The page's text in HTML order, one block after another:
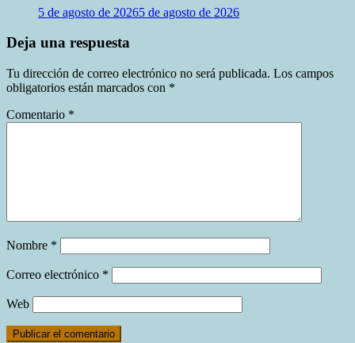
5 de agosto de 20265 de agosto de 2026
Deja una respuesta
Tu dirección de correo electrónico no será publicada. Los campos
obligatorios están marcados con *
Comentario *
Nombre *
Correo electrónico *
Web